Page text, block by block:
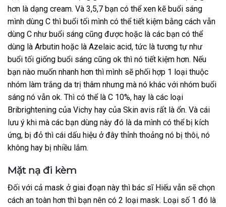
hơn là dạng cream. Và 3,5,7 bạn có thể xen kẽ buổi sáng
mình dùng C thì buổi tối mình có thể tiết kiệm bằng cách vẫn
dùng C như buổi sáng cũng được hoặc là các bạn có thể
dùng là Arbutin hoặc là Azelaic acid, tức là tương tự như
buổi tối giống buổi sáng cũng ok thì nó tiết kiệm hơn. Nếu
bạn nào muốn nhanh hơn thì mình sẽ phối hợp 1 loại thuộc
nhóm làm trắng da trị thâm nhưng mà nó khác với nhóm buổi
sáng nó vẫn ok. Thì có thể là C 10%, hay là các loại
Bribrightening của Vichy hay của Skin avis rất là ổn. Và cái
lưu ý khi mà các bạn dùng này đó là da mình có thể bị kích
ứng, bị đỏ thì cái dấu hiệu ở đây thỉnh thoảng nó bị thôi, nó
không hay bị nhiều lắm.
Mặt nạ đi kèm
Đối với cả mask ở giai đoạn này thì bác sĩ Hiếu vẫn sẽ chọn
cách an toàn hơn thì bạn nên có 2 loại mask. Loại số 1 đó là